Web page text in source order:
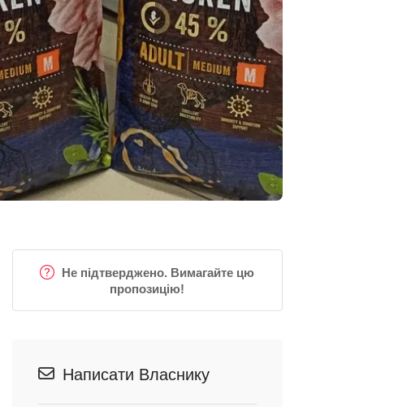
Не підтверджено. Вимагайте цю
пропозицію!
Написати Власнику